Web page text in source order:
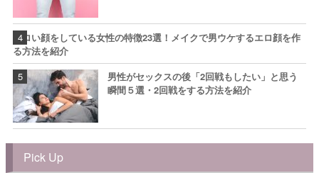
エロい顔をしている女性の特徴23選！メイクで男ウケするエロ顔を作
る方法を紹介
男性がセックスの後「2回戦もしたい」と思う
瞬間５選・2回戦をする方法を紹介
Pick Up